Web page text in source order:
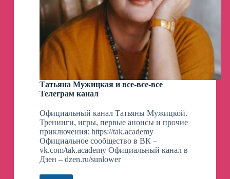
Татьяна Мужицкая и все-все-все
Телеграм канал
Официальный канал Татьяны Мужицкой.
Тренинги, игры, первые анонсы и прочие
приключения: https://tak.academy
Официальное сообщество в ВК –
vk.com/tak.academy Официальный канал в
Дзен – dzen.ru/sunlower